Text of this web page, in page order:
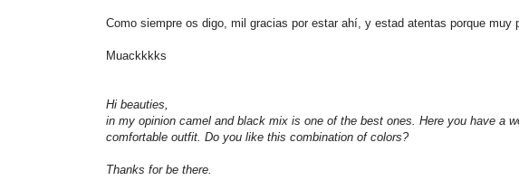
Como siempre os digo, mil gracias por estar ahí, y estad atentas porque muy
Muackkkks
Hi beauties,
in my opinion camel and black mix is one of the best ones. Here you have a
comfortable outfit. Do you like this combination of colors?
Thanks for be there.